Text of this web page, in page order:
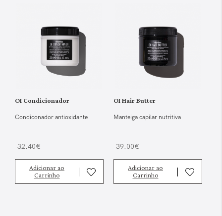
OI Condicionador
Condiconador antioxidante
32.40€
Adicionar ao
Carrinho
OI Hair Butter
Manteiga capilar nutritiva
39.00€
Adicionar ao
Carrinho